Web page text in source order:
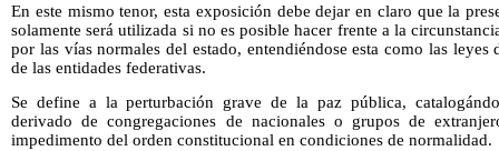
En este mismo tenor, esta exposición debe dejar en claro que la
solamente será utilizada si no es posible hacer frente a la
por las vías normales del estado, entendiéndose esta como las
de las entidades federativas.
Se define a la perturbación grave de la paz pública,
derivado de congregaciones de nacionales o grupos de
impedimento del orden constitucional en condiciones de normalidad.